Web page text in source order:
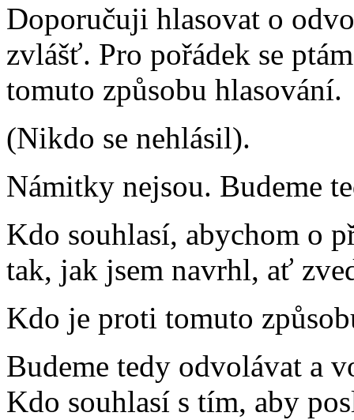
Doporučuji hlasovat o
zvlášť. Pro pořádek se
tomuto způsobu hlasování.
(Nikdo se nehlásil).
Námitky nejsou. Budeme
Kdo souhlasí, abychom o
tak, jak jsem navrhl, ať
Kdo je proti tomuto
Budeme tedy odvolávat a
Kdo souhlasí s tím, aby